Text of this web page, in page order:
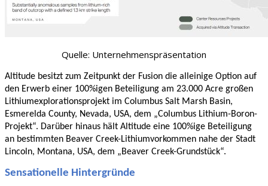
Quelle: Unternehmenspräsentation
Altitude besitzt zum Zeitpunkt der Fusion die alleinige Option auf
den Erwerb einer 100%igen Beteiligung am 23.000 Acre großen
Lithiumexplorationsprojekt im Columbus Salt Marsh Basin,
Esmerelda County, Nevada, USA, dem „Columbus Lithium-Boron-
Projekt“. Darüber hinaus hält Altitude eine 100%ige Beteiligung
an bestimmten Beaver Creek-Lithiumvorkommen nahe der Stadt
Lincoln, Montana, USA, dem „Beaver Creek-Grundstück“.
Sensationelle Hintergründe